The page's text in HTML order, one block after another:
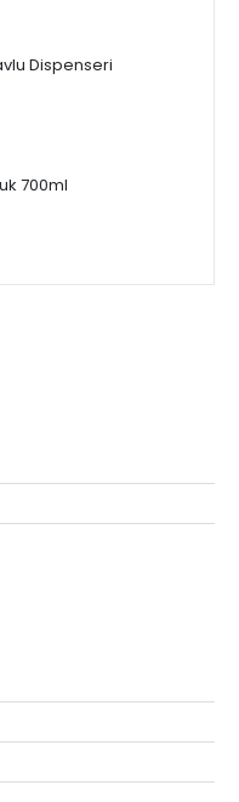
Dispenseri
700ml